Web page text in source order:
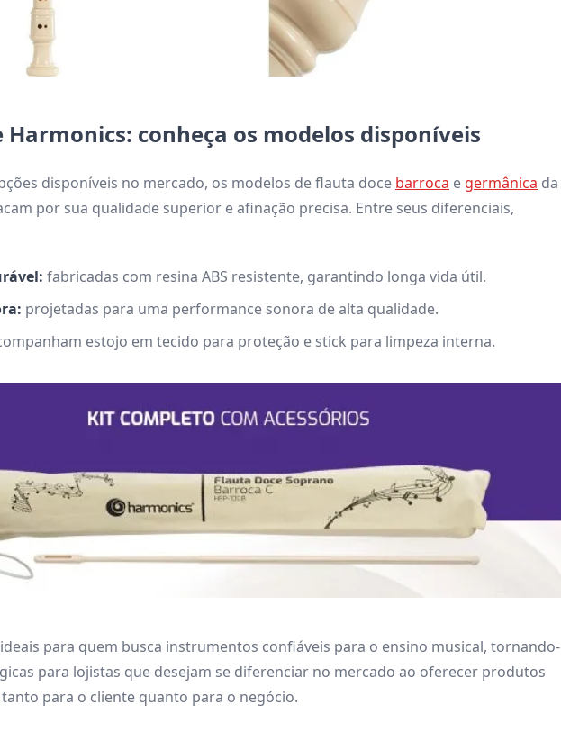
Harmonics: conheça os modelos disponíveis
disponíveis no mercado, os modelos de flauta doce barroca e germânica da
por sua qualidade superior e afinação precisa. Entre seus diferenciais,
fabricadas com resina ABS resistente, garantindo longa vida útil.
projetadas para uma performance sonora de alta qualidade.
estojo em tecido para proteção e stick para limpeza interna.
para quem busca instrumentos confiáveis para o ensino musical, tornando-
para lojistas que desejam se diferenciar no mercado ao oferecer produtos
para o cliente quanto para o negócio.